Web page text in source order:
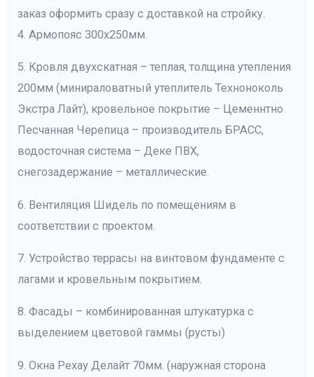
заказ оформить сразу с доставкой на стройку.
4. Армопояс 300х250мм.
5. Кровля двухскатная – теплая, толщина утепления
200мм (минираловатный утеплитель Техноноколь
Экстра Лайт), кровельное покрытие – Цеменнтно
Песчанная Черепица – производитель БРАСС,
водосточная система – Деке ПВХ,
снегозадержание – металлические.
6. Вентиляция Шидель по помещениям в
соответствии с проектом.
7. Устройство террасы на винтовом фундаменте с
лагами и кровельным покрытием.
8. Фасады – комбинированная штукатурка с
выделением цветовой гаммы (русты)
9. Окна Рехау Делайт 70мм. (наружная сторона